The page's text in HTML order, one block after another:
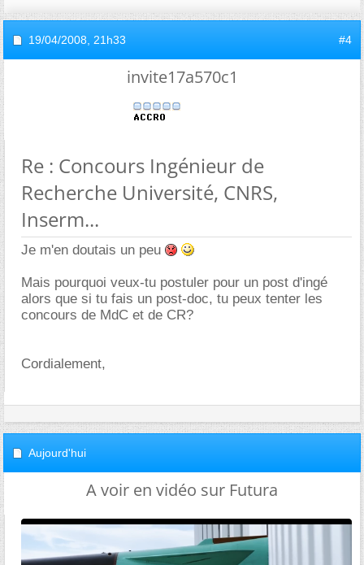
19/04/2008, 21h33 #4
invite17a570c1
Re : Concours Ingénieur de
Recherche Université, CNRS,
Inserm...
Je m'en doutais un peu
Mais pourquoi veux-tu postuler pour un post d'ingé
alors que si tu fais un post-doc, tu peux tenter les
concours de MdC et de CR?
Cordialement,
Aujourd'hui
A voir en vidéo sur Futura